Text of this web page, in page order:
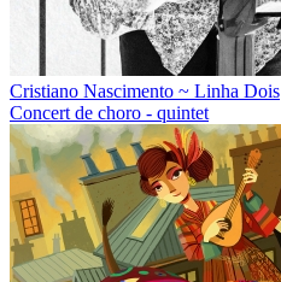
Cristiano Nascimento ~ Linha Dois
Concert de choro - quintet